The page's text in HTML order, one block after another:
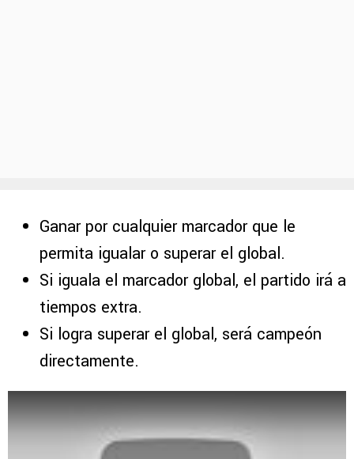
Ganar por cualquier marcador que le
permita igualar o superar el global.
Si iguala el marcador global, el partido irá a
tiempos extra.
Si logra superar el global, será campeón
directamente.